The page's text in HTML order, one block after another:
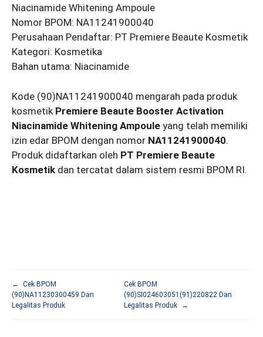
Niacinamide Whitening Ampoule
Nomor BPOM: NA11241900040
Perusahaan Pendaftar: PT Premiere Beaute Kosmetik
Kategori: Kosmetika
Bahan utama: Niacinamide
Kode (90)NA11241900040 mengarah pada produk
kosmetik Premiere Beaute Booster Activation
Niacinamide Whitening Ampoule yang telah memiliki
izin edar BPOM dengan nomor NA11241900040.
Produk didaftarkan oleh PT Premiere Beaute
Kosmetik dan tercatat dalam sistem resmi BPOM RI.
←
Cek BPOM
(90)NA11230300459 Dan
Legalitas Produk
Cek BPOM
(90)SI024603051(91)220822 Dan
Legalitas Produk
→